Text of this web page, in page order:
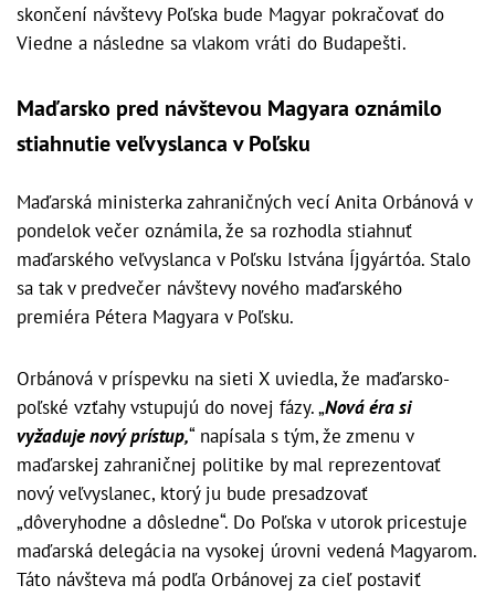
skončení návštevy Poľska bude Magyar pokračovať do
Viedne a následne sa vlakom vráti do Budapešti.
Maďarsko pred návštevou Magyara oznámilo
stiahnutie veľvyslanca v Poľsku
Maďarská ministerka zahraničných vecí Anita Orbánová v
pondelok večer oznámila, že sa rozhodla stiahnuť
maďarského veľvyslanca v Poľsku Istvána Íjgyártóa. Stalo
sa tak v predvečer návštevy nového maďarského
premiéra Pétera Magyara v Poľsku.
Orbánová v príspevku na sieti X uviedla, že maďarsko-
poľské vzťahy vstupujú do novej fázy. „Nová éra si
vyžaduje nový prístup,“ napísala s tým, že zmenu v
maďarskej zahraničnej politike by mal reprezentovať
nový veľvyslanec, ktorý ju bude presadzovať
„dôveryhodne a dôsledne“. Do Poľska v utorok pricestuje
maďarská delegácia na vysokej úrovni vedená Magyarom.
Táto návšteva má podľa Orbánovej za cieľ postaviť